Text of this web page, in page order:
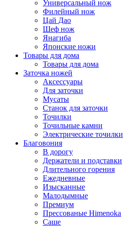
Универсальный нож
Филейный нож
Цай Дао
Шеф нож
Янагиба
Японские ножи
Товары для дома
Товары для дома
Заточка ножей
Аксессуары
Для заточки
Мусаты
Станок для заточки
Точилки
Точильные камни
Электрические точилки
Благовония
В дорогу
Держатели и подставки
Длительного горения
Ежедневные
Изысканные
Малодымные
Премиум
Прессованые Himenoka
Саше